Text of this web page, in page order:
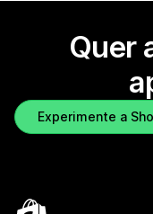
Quer
Experimente a